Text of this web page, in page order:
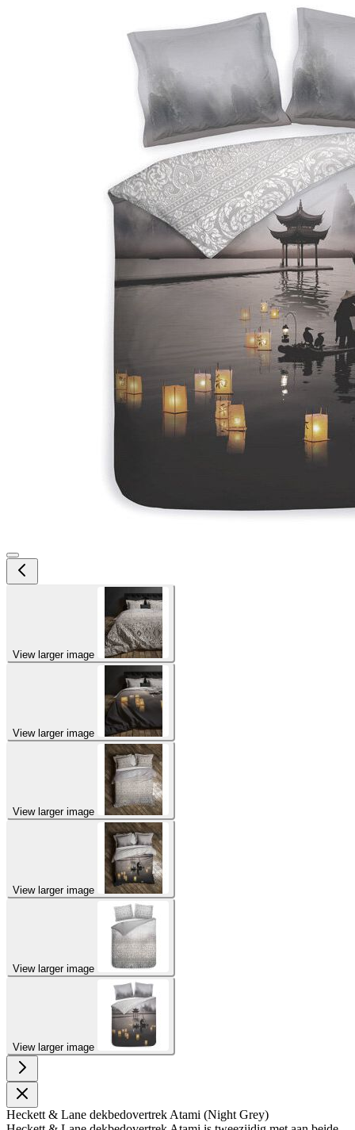
View larger image
View larger image
View larger image
View larger image
View larger image
View larger image
Heckett & Lane dekbedovertrek Atami (Night Grey)